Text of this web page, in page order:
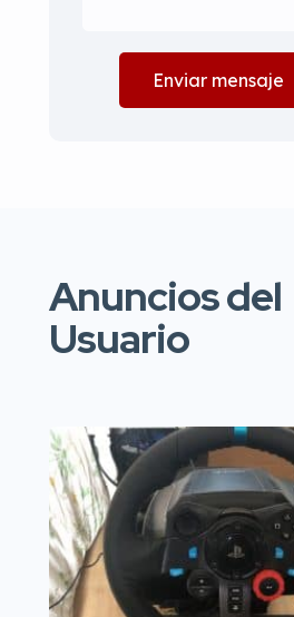
Enviar mensaje
Anuncios del
Usuario